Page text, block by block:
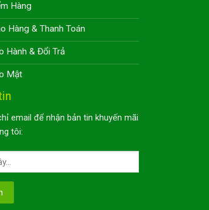
Hàng
Hàng & Thanh Toán
Hành & Đổi Trả
Mật
email để nhận bản tin khuyến mãi
tôi: